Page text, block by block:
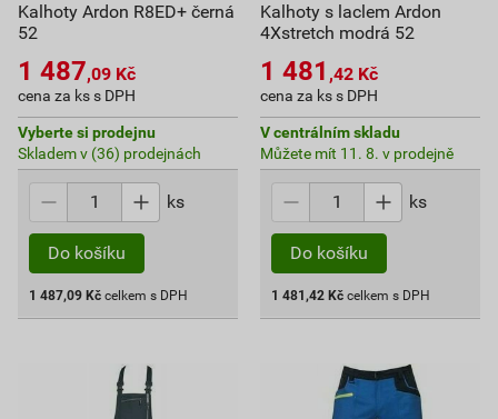
Kalhoty Ardon R8ED+ černá
52
1 487,09 Kč
cena za ks s DPH
Vyberte si prodejnu
Skladem v (36) prodejnách
ks
Do košíku
1 487,09 Kč celkem s DPH
Kalhoty s laclem Ardon
4Xstretch modrá 52
1 481 ,42 Kč
cena za ks s DPH
V centrálním skladu
Můžete mít 11. 8. v prodejně
ks
Do košíku
1 481,42 Kč celkem s DPH